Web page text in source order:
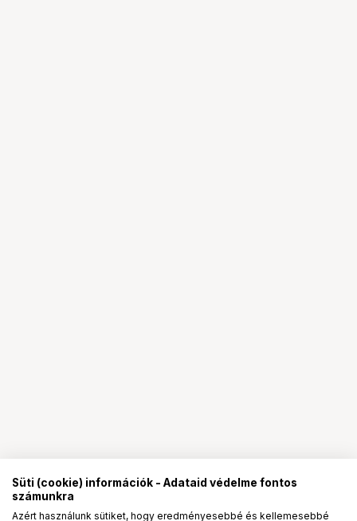
Süti (cookie) információk - Adataid védelme fontos
számunkra
Azért használunk sütiket, hogy eredményesebbé és kellemesebbé